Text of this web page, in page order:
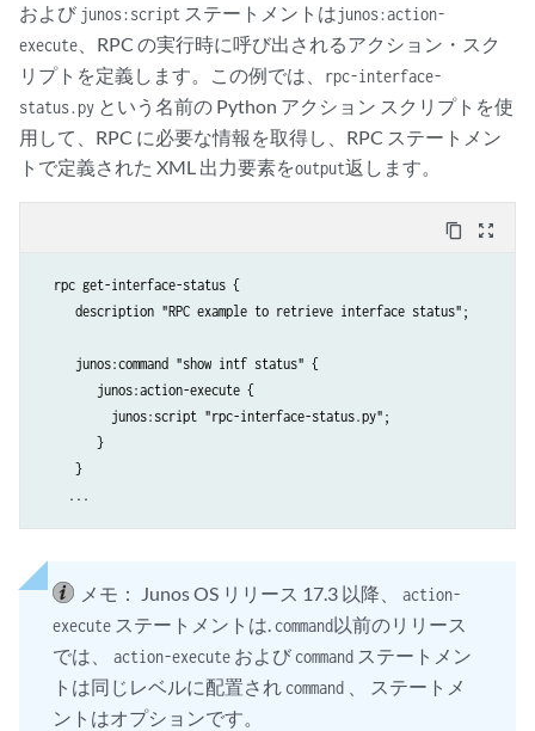
および junos:script ステートメントはjunos:action-
execute 、RPC の実行時に呼び出されるアクション・スク
リプトを定義します。この例では、
rpc-interface-
status.py という名前の Python アクション スクリプトを使
用して、RPC に必要な情報を取得し、RPC ステートメン
トで定義された XML 出力要素をoutput返します。
content_copy zoom_out_map
  rpc get-interface-status {
     description "RPC example to retrieve interface status";
     junos:command "show intf status" {
        junos:action-execute {
          junos:script "rpc-interface-status.py";
        }
     }
    ...
メモ： Junos OS リリース 17.3 以降、 action-
execute ステートメントは. command以前のリリース
では、 action-execute および command ステートメン
トは同じレベルに配置され command 、 ステートメ
ントはオプションです。